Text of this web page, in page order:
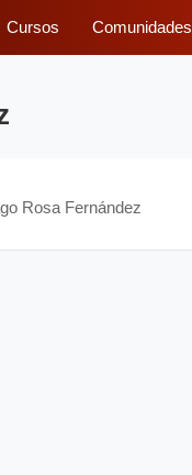
Cursos Comunidades
Rosa Fernández